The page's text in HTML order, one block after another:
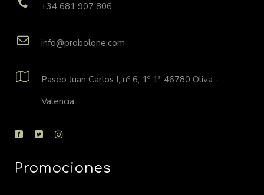
+34 681 907 806
info@probolone.com
Paseo Juan Carlos I, nº 6, 1º 1ª. 46780 Oliva -
Valencia
Promociones